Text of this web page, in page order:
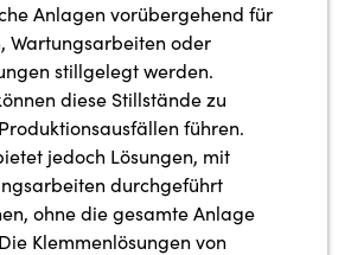
Anlagen vorübergehend für
Wartungsarbeiten oder
stillgelegt werden.
diese Stillstände zu
führen.
jedoch Lösungen, mit
durchgeführt
ohne die gesamte Anlage
Klemmenlösungen von